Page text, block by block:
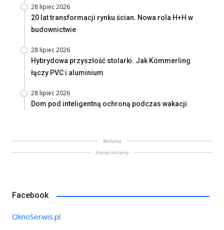
28 lipiec 2026
20 lat transformacji rynku ścian. Nowa rola H+H w
budownictwie
28 lipiec 2026
Hybrydowa przyszłość stolarki. Jak Kömmerling
łączy PVC i aluminium
28 lipiec 2026
Dom pod inteligentną ochroną podczas wakacji
Reklama
Koniec reklamy
Facebook
OknoSerwis.pl